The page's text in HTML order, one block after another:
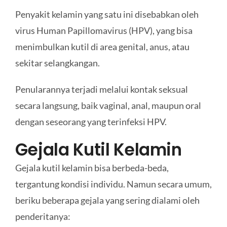
Penyakit kelamin yang satu ini disebabkan oleh
virus Human Papillomavirus (HPV), yang bisa
menimbulkan kutil di area genital, anus, atau
sekitar selangkangan.
Penularannya terjadi melalui kontak seksual
secara langsung, baik vaginal, anal, maupun oral
dengan seseorang yang terinfeksi HPV.
Gejala Kutil Kelamin
Gejala kutil kelamin bisa berbeda-beda,
tergantung kondisi individu. Namun secara umum,
beriku beberapa gejala yang sering dialami oleh
penderitanya: